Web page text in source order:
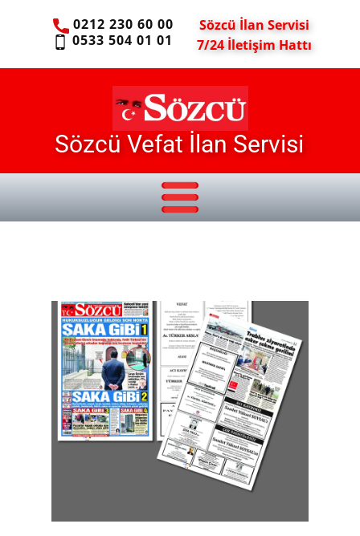
0212 230 60 00
0533 504 01 01
Sözcü İlan Servisi
7/24 İletişim Hattı
Sözcü Vefat İlan Servisi